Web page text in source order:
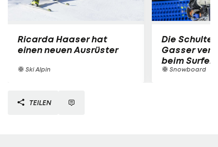
Ricarda Haaser hat
einen neuen Ausrüster
Ski Alpin
Die
Gasser
beim Surfen
Snowboard
TEILEN